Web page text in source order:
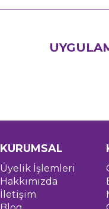
KURUMSAL
Üyelik İşlemleri
Hakkımızda
İletişim